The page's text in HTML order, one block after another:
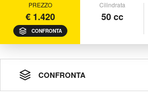
PREZZO
€ 1.420
CONFRONTA
Cilindrata
50 cc
CONFRONTA